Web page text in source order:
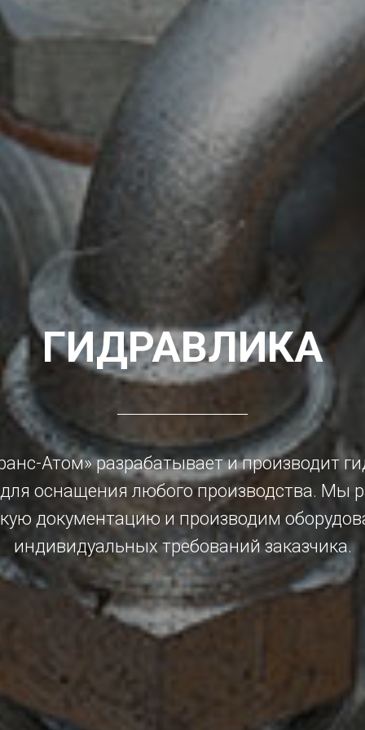
ГИДРАВЛИКА
Атом» разрабатывает и производит
оснащения любого производства. Мы
документацию и производим
индивидуальных требований заказчика.